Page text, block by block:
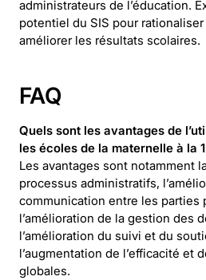
administrateurs de l’éducation.
potentiel du SIS pour
améliorer les résultats scolaires.
FAQ
Quels sont les avantages de
les écoles de la maternelle à la
Les avantages sont notamment
processus administratifs,
communication entre les parties
l’amélioration de la gestion des
l’amélioration du suivi et du
l’augmentation de l’efficacité et
globales.